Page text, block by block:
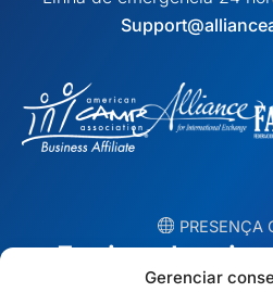
Gerenciar
PRESENÇA
Equipes locais